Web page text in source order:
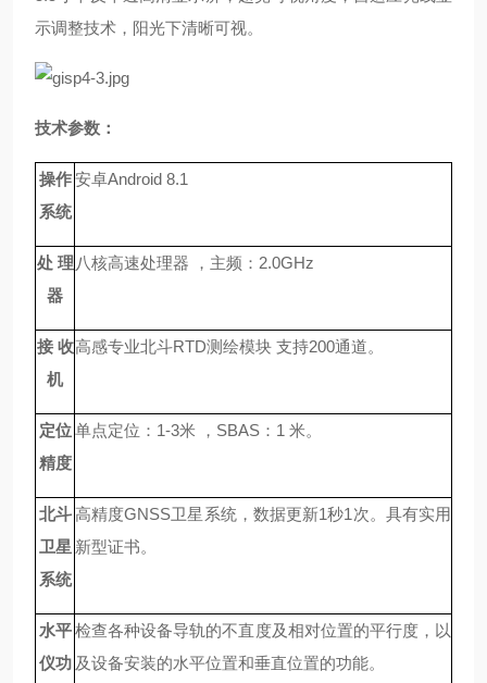
示调整技术，阳光下清晰可视。
技术参数：
操作
系统
安卓Android 8.1
处 理
器
八核高速处理器 ，主频：2.0GHz
接 收
机
高感专业北斗RTD测绘模块 支持200通道。
定位
精度
单点定位：1-3米 ，SBAS：1 米。
北斗
卫星
系统
高精度GNSS卫星系统，数据更新1秒1次。 具有实用
新型证书。
水平
仪功
检查各种设备导轨的不直度及相对位置的平行度，以
及设备安装的水平位置和垂直位置的功能。